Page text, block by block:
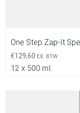
One Step Zap-It
€129,60 EX. BTW
12 x 500 ml.